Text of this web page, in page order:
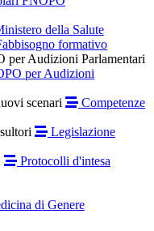
della Salute
formativo
per Audizioni Parlamentari
per Audizioni
scenari
Competenze
Legislazione
Protocolli d'intesa
di Genere